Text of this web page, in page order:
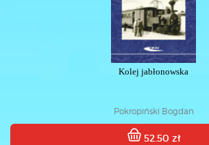
Kolej jabłonowska
Pokropiński Bogdan
52.50 zł